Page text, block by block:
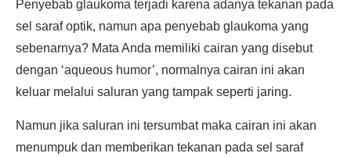
Penyebab glaukoma terjadi karena adanya tekanan pada
sel saraf optik, namun apa penyebab glaukoma yang
sebenarnya? Mata Anda memiliki cairan yang disebut
dengan ‘aqueous humor’, normalnya cairan ini akan
keluar melalui saluran yang tampak seperti jaring.
Namun jika saluran ini tersumbat maka cairan ini akan
menumpuk dan memberikan tekanan pada sel saraf